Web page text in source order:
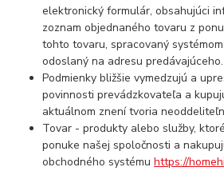
elektronický formulár, obsahujúci
zoznam objednaného tovaru z
tohto tovaru, spracovaný
odoslaný na adresu predávajúceho.
Podmienky bližšie vymedzujú a
povinnosti prevádzkovateľa a
aktuálnom znení tvoria
Tovar - produkty alebo služby,
ponuke našej spoločnosti a
obchodného systémuhttps://